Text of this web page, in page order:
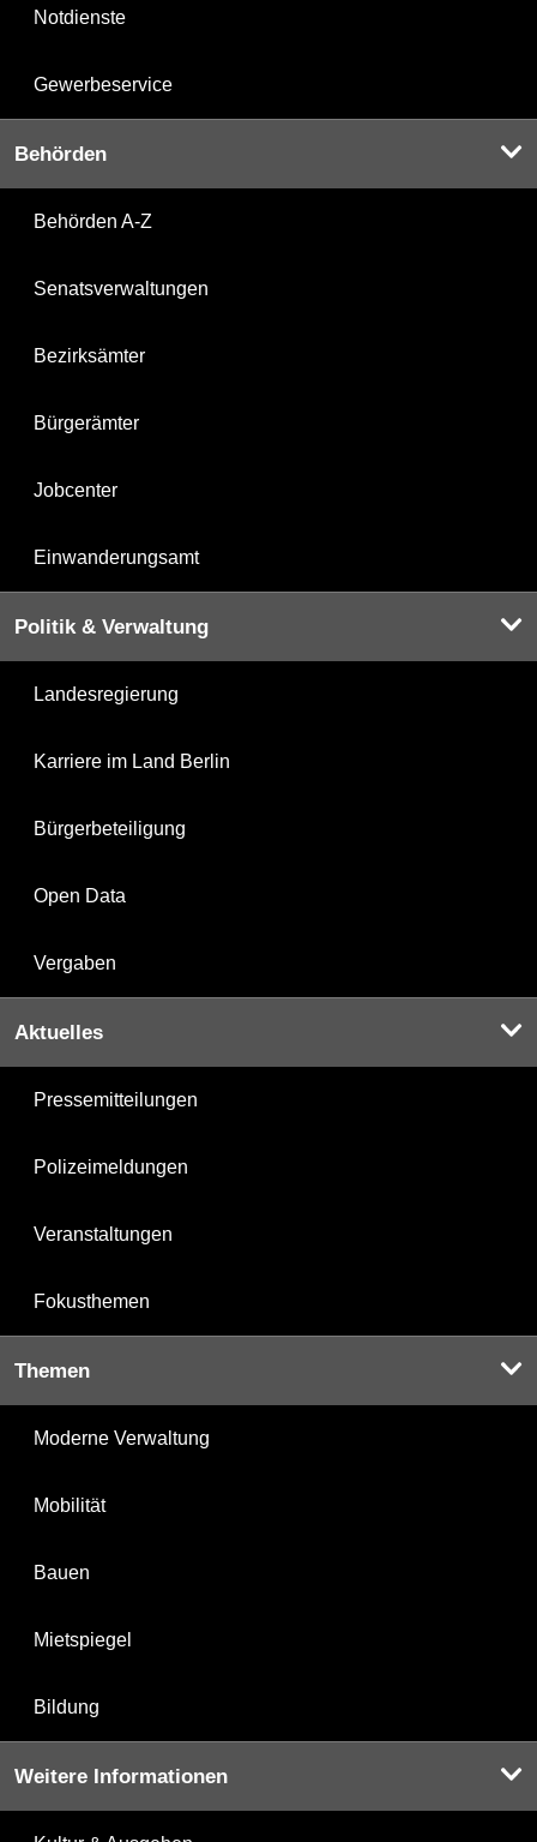
Notdienste
Gewerbeservice
Behörden
Behörden A-Z
Senatsverwaltungen
Bezirksämter
Bürgerämter
Jobcenter
Einwanderungsamt
Politik & Verwaltung
Landesregierung
Karriere im Land Berlin
Bürgerbeteiligung
Open Data
Vergaben
Aktuelles
Pressemitteilungen
Polizeimeldungen
Veranstaltungen
Fokusthemen
Themen
Moderne Verwaltung
Mobilität
Bauen
Mietspiegel
Bildung
Weitere Informationen